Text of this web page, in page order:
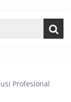
Profesional